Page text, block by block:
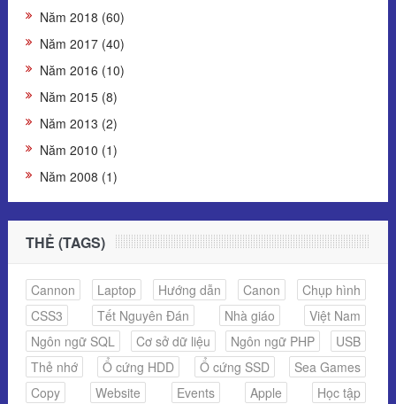
Năm 2018 (60)
Năm 2017 (40)
Năm 2016 (10)
Năm 2015 (8)
Năm 2013 (2)
Năm 2010 (1)
Năm 2008 (1)
THẺ (TAGS)
Cannon Laptop Hướng dẫn Canon
Chụp hình
CSS3
Tết Nguyên Đán Nhà giáo
Việt Nam
Ngôn ngữ SQL
Cơ sở dữ liệu Ngôn ngữ PHP
USB
Thẻ nhớ
Ổ cứng HDD Ổ cứng SSD
Sea Games
Copy
Website Events Apple
Học tập